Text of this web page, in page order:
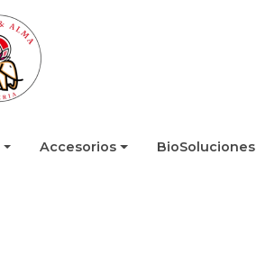
Accesorios BioSoluciones